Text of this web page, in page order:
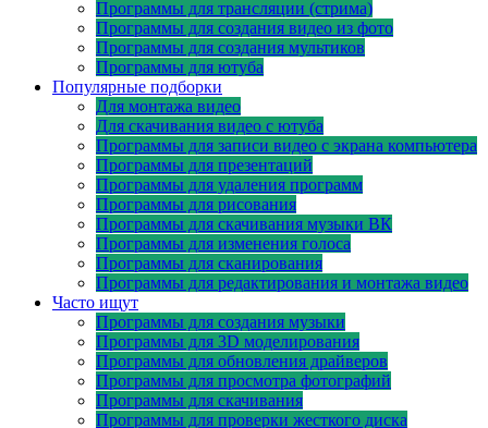
Программы для трансляции (стрима)
Программы для создания видео из фото
Программы для создания мультиков
Программы для ютуба
Популярные подборки
Для монтажа видео
Для скачивания видео с ютуба
Программы для записи видео с экрана компьютера
Программы для презентаций
Программы для удаления программ
Программы для рисования
Программы для скачивания музыки ВК
Программы для изменения голоса
Программы для сканирования
Программы для редактирования и монтажа видео
Часто ищут
Программы для создания музыки
Программы для 3D моделирования
Программы для обновления драйверов
Программы для просмотра фотографий
Программы для скачивания
Программы для проверки жесткого диска